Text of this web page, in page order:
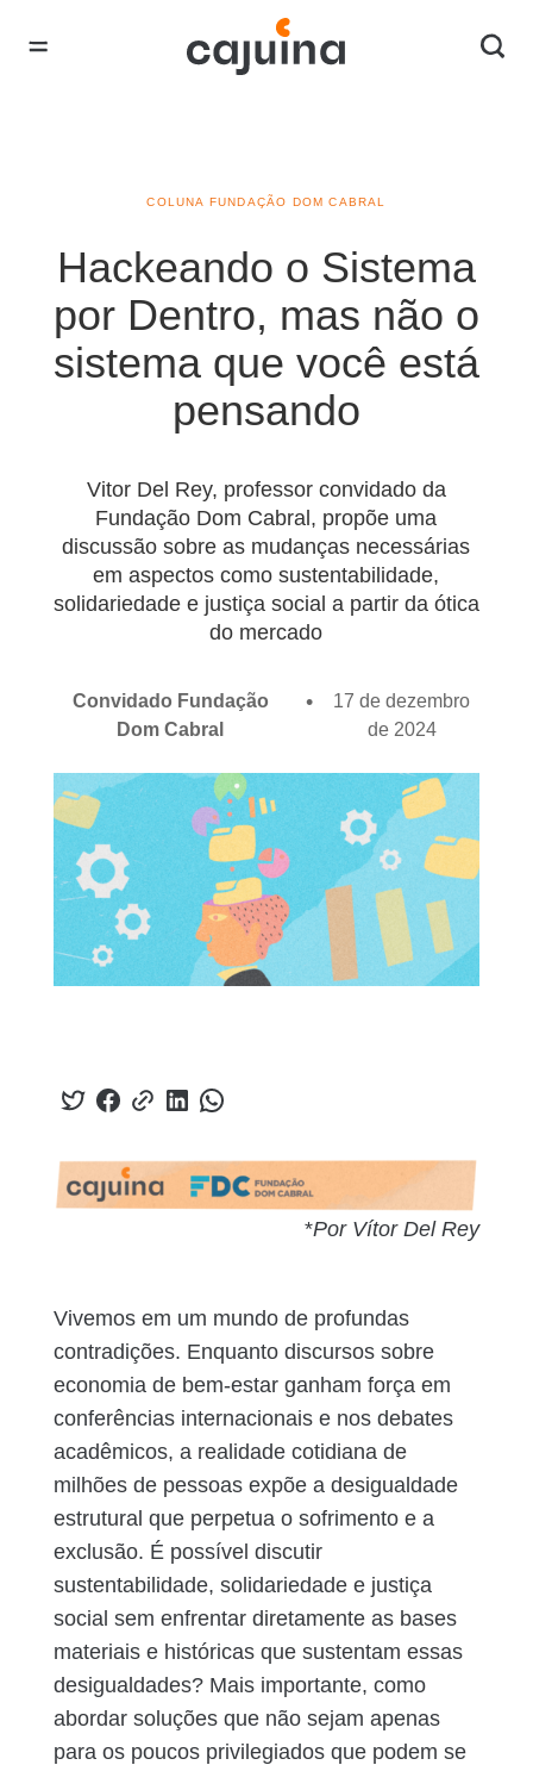
COLUNA FUNDAÇÃO DOM CABRAL
Hackeando o Sistema
por Dentro, mas não o
sistema que você está
pensando
Vitor Del Rey, professor convidado da
Fundação Dom Cabral, propõe uma
discussão sobre as mudanças necessárias
em aspectos como sustentabilidade,
solidariedade e justiça social a partir da ótica
do mercado
Convidado Fundação
Dom Cabral
17 de dezembro
de 2024
*Por Vítor Del Rey
Vivemos em um mundo de profundas
contradições. Enquanto discursos sobre
economia de bem-estar ganham força em
conferências internacionais e nos debates
acadêmicos, a realidade cotidiana de
milhões de pessoas expõe a desigualdade
estrutural que perpetua o sofrimento e a
exclusão. É possível discutir
sustentabilidade, solidariedade e justiça
social sem enfrentar diretamente as bases
materiais e históricas que sustentam essas
desigualdades? Mais importante, como
abordar soluções que não sejam apenas
para os poucos privilegiados que podem se